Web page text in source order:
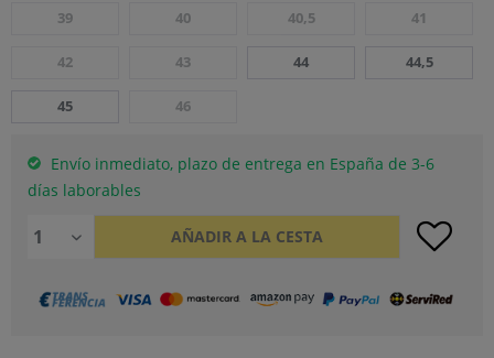
39 40 40,5 41
42 43 44 44,5
45 46
Envío inmediato, plazo de entrega en España de 3-6
días laborables
AÑADIR A LA CESTA